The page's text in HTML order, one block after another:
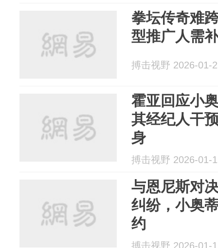
拳坛传奇难
型推广人需
搏击视野 2026-01-
霍亚回应小
其经纪人干
身
搏击视野 2026-01-
与恩尼斯对
纠纷，小奥
约
搏击视野 2026-01-